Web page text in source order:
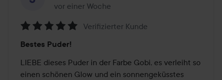
vor einer Woche
Der Beitrag wurde vor einer Woche erstellt
5
von
5
Verifizierter Kunde
Bestes Puder!
LIEBE dieses Puder in der Farbe Gobi, es verleiht so
einen schönen Glow und ein sonnengeküsstes